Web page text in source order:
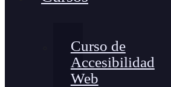
Curso de
Accesibilidad
Web